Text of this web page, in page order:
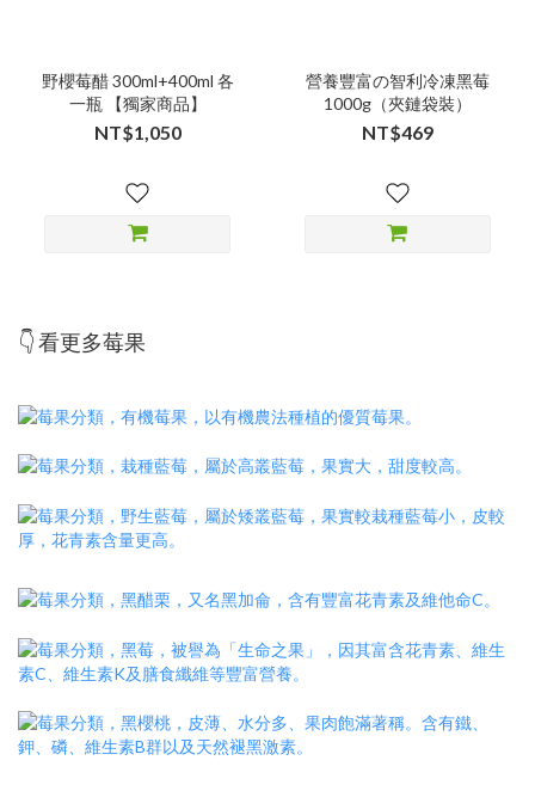
野櫻莓醋 300ml+400ml 各
一瓶 【獨家商品】
NT$1,050
營養豐富の智利冷凍黑莓
1000g（夾鏈袋裝）
NT$469
👇 看更多莓果